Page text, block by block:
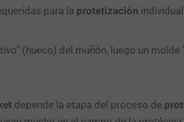
para la protetización
(hueco) del muñón, luego un
depende la etapa del proceso de